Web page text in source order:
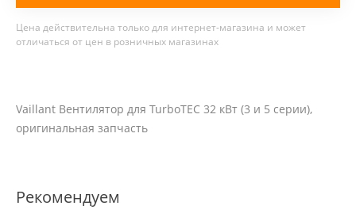
Цена действительна только для интернет-магазина и может
отличаться от цен в розничных магазинах
Vaillant Вентилятор для TurboTEC 32 кВт (3 и 5 серии),
оригинальная запчасть
Рекомендуем